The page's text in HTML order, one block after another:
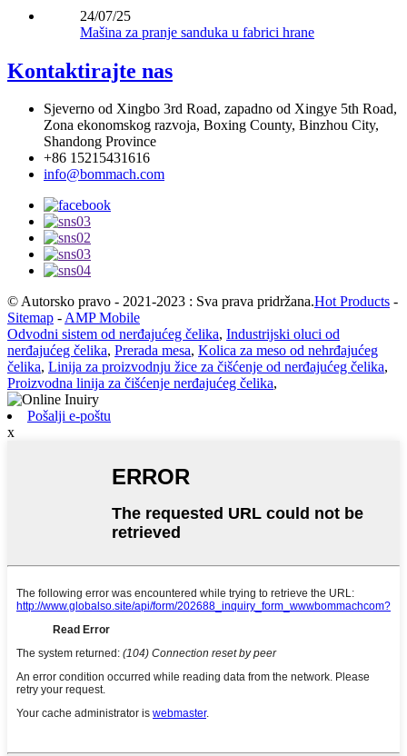
24/07/25
Mašina za pranje sanduka u fabrici hrane
Kontaktirajte nas
Sjeverno od Xingbo 3rd Road, zapadno od Xingye 5th Road,
Zona ekonomskog razvoja, Boxing County, Binzhou City,
Shandong Province
+86 15215431616
info@bommach.com
© Autorsko pravo - 2021-2023 : Sva prava pridržana.Hot Products -
Sitemap -AMP Mobile
Odvodni sistem od nerđajućeg čelika, Industrijski oluci od
nerđajućeg čelika, Prerada mesa, Kolica za meso od nehrđajućeg
čelika, Linija za proizvodnju žice za čišćenje od nerđajućeg čelika,
Proizvodna linija za čišćenje nerđajućeg čelika,
Pošalji e-poštu
x